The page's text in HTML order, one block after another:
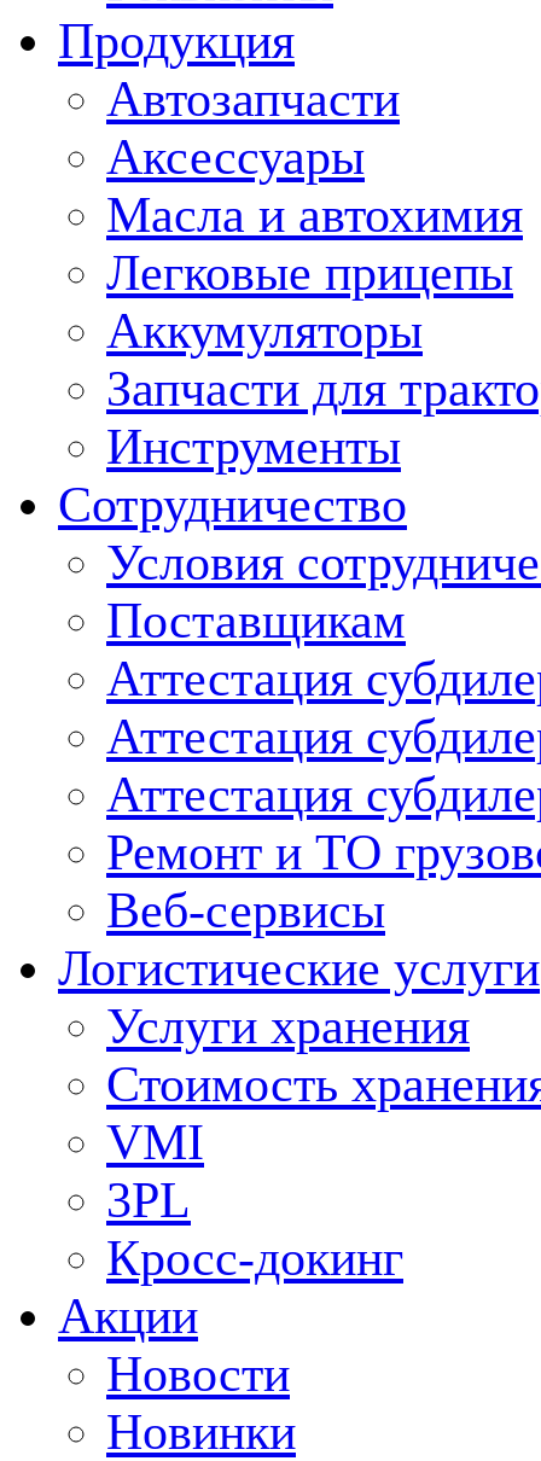
Продукция
Автозапчасти
Аксессуары
Масла и автохимия
Легковые прицепы
Аккумуляторы
Запчасти для
Инструменты
Сотрудничество
Условия
Поставщикам
Аттестация
Аттестация
Аттестация
Ремонт и ТО
Веб-сервисы
Логистические услуги
Услуги хранения
Стоимость
VMI
3PL
Кросс-докинг
Акции
Новости
Новинки